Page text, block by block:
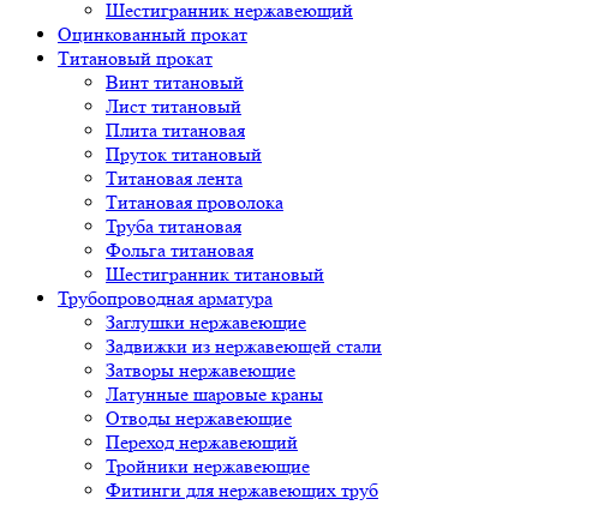
Шестигранник нержавеющий
Оцинкованный прокат
Титановый прокат
Винт титановый
Лист титановый
Плита титановая
Пруток титановый
Титановая лента
Титановая проволока
Труба титановая
Фольга титановая
Шестигранник титановый
Трубопроводная арматура
Заглушки нержавеющие
Задвижки из нержавеющей стали
Затворы нержавеющие
Латунные шаровые краны
Отводы нержавеющие
Переход нержавеющий
Тройники нержавеющие
Фитинги для нержавеющих труб